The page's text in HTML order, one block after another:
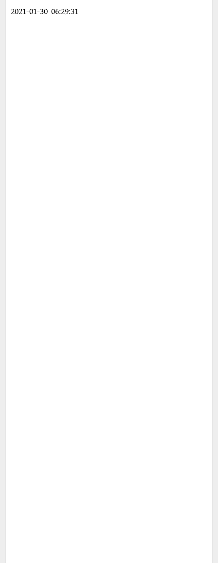
2021-01-30 06:29:31